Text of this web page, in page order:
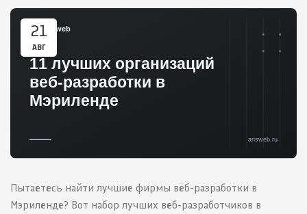
21
АВГ
Пытаетесь найти лучшие фирмы веб-разработки в
Мэриленде? Вот набор лучших веб-разработчиков в